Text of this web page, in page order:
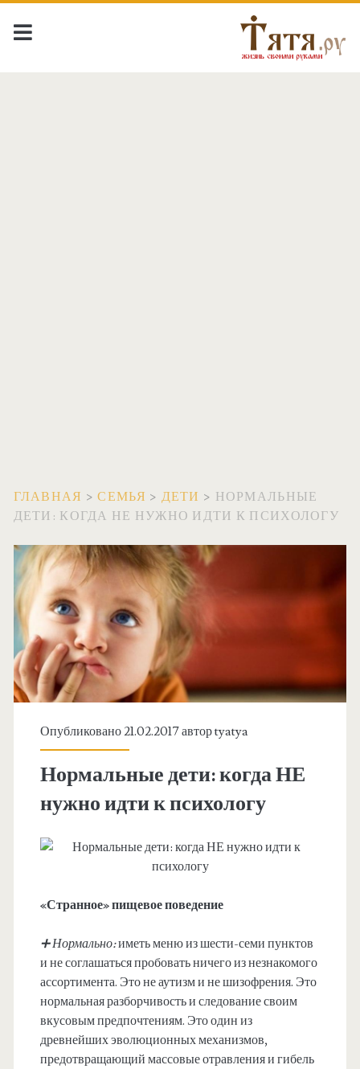
ГЛАВНАЯ >СЕМЬЯ > ДЕТИ > НОРМАЛЬНЫЕ
ДЕТИ: КОГДА НЕ НУЖНО ИДТИ К ПСИХОЛОГУ
Опубликовано 21.02.2017 авторtyatya
Нормальные дети: когда НЕ
нужно идти к психологу
«Странное» пищевое поведение
➕ Нормально:иметь меню из шести-семи пунктов
и не соглашаться пробовать ничего из незнакомого
ассортимента. Это не аутизм и не шизофрения. Это
нормальная разборчивость и следование своим
вкусовым предпочтениям. Это один из
древнейших эволюционных механизмов,
предотвращающий массовые отравления и гибель